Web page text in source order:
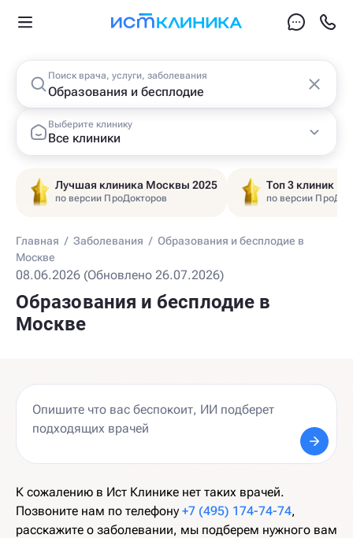
Поиск врача, услуги, заболевания
Выберите клинику
Все клиники
Лучшая клиника Москвы 2025
по версии ПроДокторов
Топ 3 клиник
по версии
Главная / Заболевания / Образования и бесплодие в
Москве
08.06.2026 (Обновлено 26.07.2026)
Образования и бесплодие в
Москве
К сожалению в Ист Клинике нет таких врачей.
Позвоните нам по телефону +7 (495) 174-74-74,
расскажите о заболевании, мы подберем нужного вам